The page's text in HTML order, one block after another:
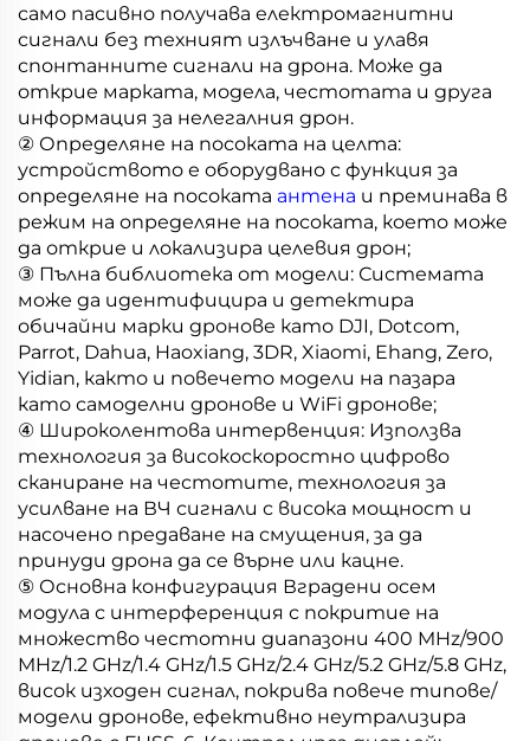
само пасивно получава електромагнитни
сигнали без техният излъчване и улавя
спонтанните сигнали на дрона. Може да
открие марката, модела, честотата и друга
информация за нелегалния дрон.
② Определяне на посоката на целта:
устройството е оборудвано с функция за
определяне на посоката антена и преминава в
режим на определяне на посоката, което може
да открие и локализира целевия дрон;
③ Пълна библиотека от модели: Системата
може да идентифицира и детектира
обичайни марки дронове като DJI, Dotcom,
Parrot, Dahua, Haoxiang, 3DR, Xiaomi, Ehang, Zero,
Yidian, както и повечето модели на пазара
като самоделни дронове и WiFi дронове;
④ Широколентова интервенция: Използва
технология за високоскоростно цифрово
сканиране на честотите, технология за
усилване на ВЧ сигнали с висока мощност и
насочено предаване на смущения, за да
принуди дрона да се върне или кацне.
⑤ Основна конфигурация Вградени осем
модула с интерференция с покритие на
множество честотни диапазони 400 MHz/900
MHz/1.2 GHz/1.4 GHz/1.5 GHz/2.4 GHz/5.2 GHz/5.8 GHz,
висок изходен сигнал, покрива повече типове/
модели дронове, ефективно неутрализира